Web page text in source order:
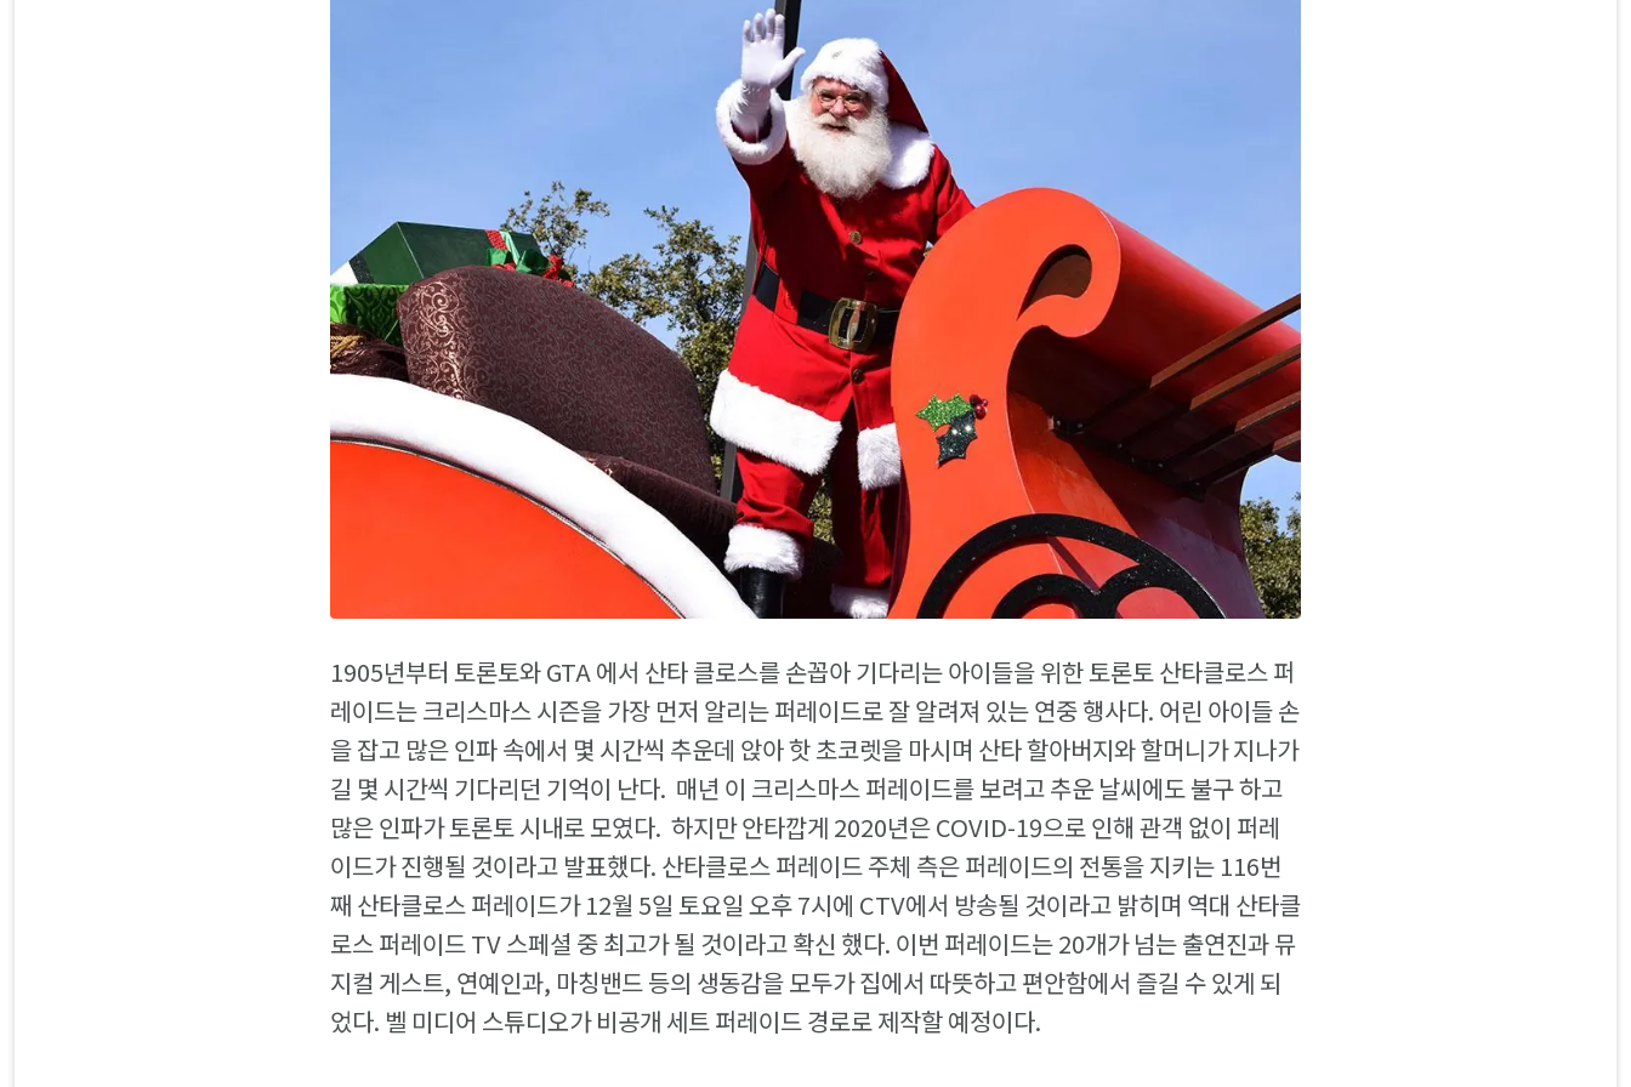
1905년부터 토론토와 GTA 에서 산타 클로스를 손꼽아 기다리는 아이들을 위한 토론토 산타클로스 퍼
레이드는 크리스마스 시즌을 가장 먼저 알리는 퍼레이드로 잘 알려져 있는 연중 행사다. 어린 아이들 손
을 잡고 많은 인파 속에서 몇 시간씩 추운데 앉아 핫 초코렛을 마시며 산타 할아버지와 할머니가 지나가
길 몇 시간씩 기다리던 기억이 난다. 매년 이 크리스마스 퍼레이드를 보려고 추운 날씨에도 불구 하고
많은 인파가 토론토 시내로 모였다. 하지만 안타깝게 2020년은 COVID-19으로 인해 관객 없이 퍼레
이드가 진행될 것이라고 발표했다. 산타클로스 퍼레이드 주체 측은 퍼레이드의 전통을 지키는 116번
째 산타클로스 퍼레이드가 12월 5일 토요일 오후 7시에 CTV에서 방송될 것이라고 밝히며 역대 산타클
로스 퍼레이드 TV 스페셜 중 최고가 될 것이라고 확신 했다. 이번 퍼레이드는 20개가 넘는 출연진과 뮤
지컬 게스트, 연예인과, 마칭밴드 등의 생동감을 모두가 집에서 따뜻하고 편안함에서 즐길 수 있게 되
었다. 벨 미디어 스튜디오가 비공개 세트 퍼레이드 경로로 제작할 예정이다.